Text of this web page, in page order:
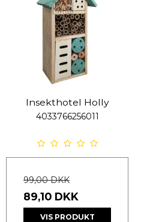
Insekthotel Holly
4033766256011
99,00 DKK
89,10 DKK
VIS PRODUKT